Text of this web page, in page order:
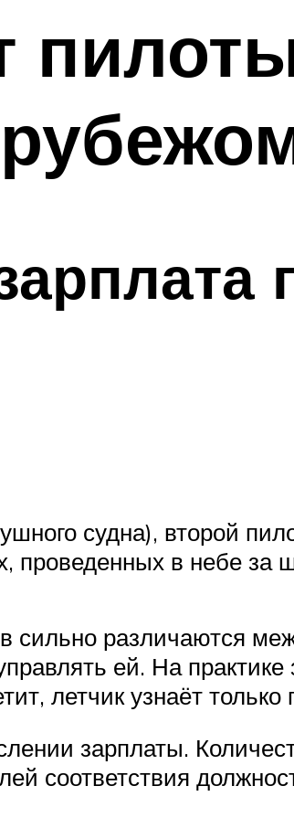
судна), второй
проведенных в небе за
сильно различаются
ей. На
летчик узнаёт
зарплаты.
соответствия